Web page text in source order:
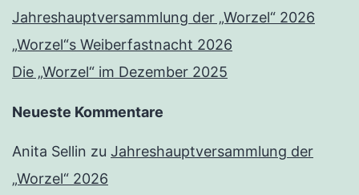
Jahreshauptversammlung der „Worzel“ 2026
„Worzel“s Weiberfastnacht 2026
Die „Worzel“ im Dezember 2025
Neueste Kommentare
Anita Sellin zu Jahreshauptversammlung der
„Worzel“ 2026